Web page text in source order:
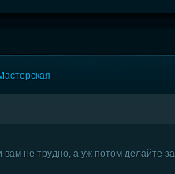
вам не трудно, а уж потом делайте